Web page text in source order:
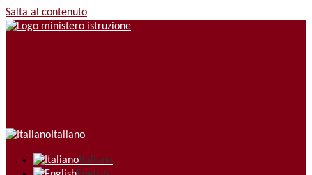
Salta al contenuto
Italiano
Italiano